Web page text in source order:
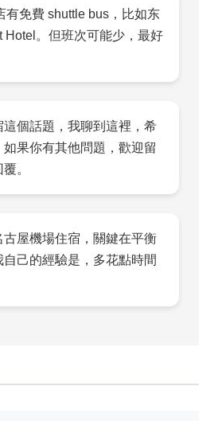
有免費 shuttle bus，比如东
Hotel。但班次可能少，最好
個話題，我聊到這裡，希
果你有其他問題，歡迎留
。
屋機場住宿，關鍵在平衡
己的經驗是，多花點時間